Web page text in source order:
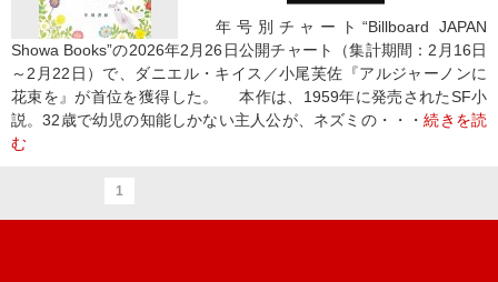
年号別チャート“Billboard JAPAN
Showa Books”の2026年2月26日公開チャート（集計期間：2月16日
～2月22日）で、ダニエル・キイス／小尾芙佐『アルジャーノンに
花束を』が首位を獲得した。 本作は、1959年に発売されたSF小
説。32歳で幼児の知能しかない主人公が、ネズミの・・・続きを読
む
1